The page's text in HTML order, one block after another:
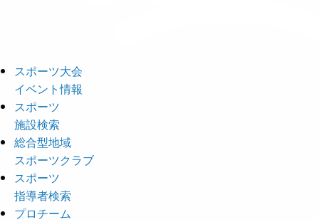
スポーツ大会
イベント情報
スポーツ
施設検索
総合型地域
スポーツクラブ
スポーツ
指導者検索
プロチーム